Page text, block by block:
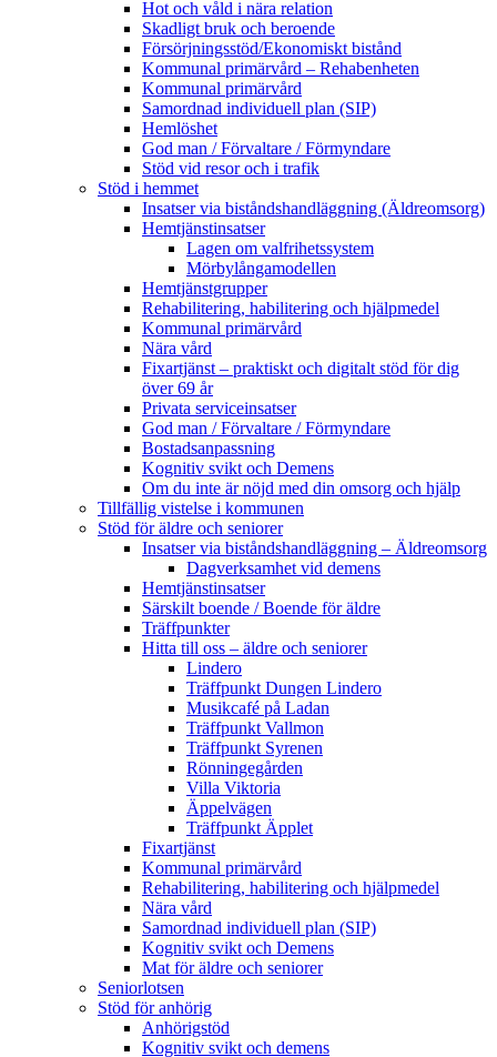
Hot och våld i nära relation
Skadligt bruk och beroende
Försörjningsstöd/Ekonomiskt bistånd
Kommunal primärvård – Rehabenheten
Kommunal primärvård
Samordnad individuell plan (SIP)
Hemlöshet
God man / Förvaltare / Förmyndare
Stöd vid resor och i trafik
Stöd i hemmet
Insatser via biståndshandläggning (Äldreomsorg)
Hemtjänstinsatser
Lagen om valfrihetssystem
Mörbylångamodellen
Hemtjänstgrupper
Rehabilitering, habilitering och hjälpmedel
Kommunal primärvård
Nära vård
Fixartjänst – praktiskt och digitalt stöd för dig
över 69 år
Privata serviceinsatser
God man / Förvaltare / Förmyndare
Bostadsanpassning
Kognitiv svikt och Demens
Om du inte är nöjd med din omsorg och hjälp
Tillfällig vistelse i kommunen
Stöd för äldre och seniorer
Insatser via biståndshandläggning – Äldreomsorg
Dagverksamhet vid demens
Hemtjänstinsatser
Särskilt boende / Boende för äldre
Träffpunkter
Hitta till oss – äldre och seniorer
Lindero
Träffpunkt Dungen Lindero
Musikcafé på Ladan
Träffpunkt Vallmon
Träffpunkt Syrenen
Rönningegården
Villa Viktoria
Äppelvägen
Träffpunkt Äpplet
Fixartjänst
Kommunal primärvård
Rehabilitering, habilitering och hjälpmedel
Nära vård
Samordnad individuell plan (SIP)
Kognitiv svikt och Demens
Mat för äldre och seniorer
Seniorlotsen
Stöd för anhörig
Anhörigstöd
Kognitiv svikt och demens